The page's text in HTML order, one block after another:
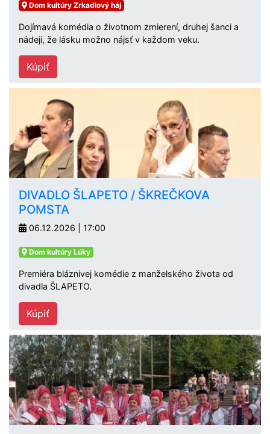
Dom kultúry Zrkadlový háj
Dojímavá komédia o životnom zmierení, druhej šanci a
nádeji, že lásku možno nájsť v každom veku.
Kúpiť
DIVADLO ŠLAPETO / ŠKREČKOVA
POMSTA
06.12.2026 | 17:00
Dom kultúry Lúky
Premiéra bláznivej komédie z manželského života od
divadla ŠLAPETO.
Kúpiť